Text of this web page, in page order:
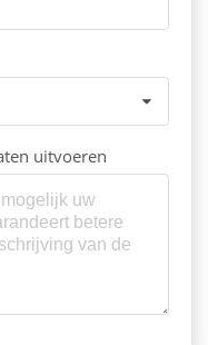
uitvoeren